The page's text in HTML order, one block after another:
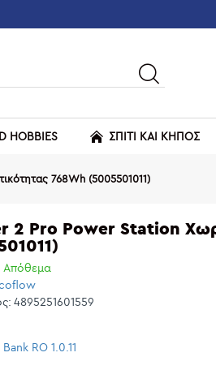
HOBBIES ΣΠΙΤΙ ΚΑΙ ΚΗΠΟΣ
768Wh (5005501011)
2 Pro Power Station
Απόθεμα
4895251601559